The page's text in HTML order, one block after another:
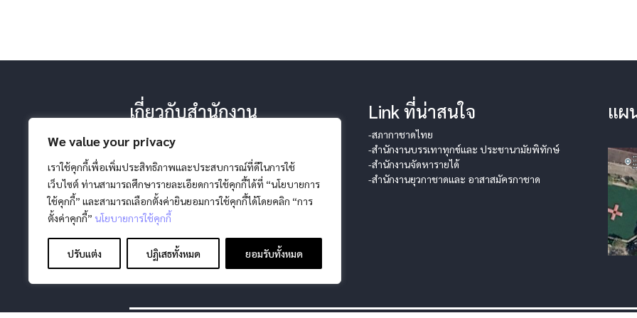
We value your privacy
เราใช้คุกกี้เพื่อเพิ่มประสิทธิภาพและประสบการณ์ที่ดีในการใช้
เว็บไซต์ ท่านสามารถศึกษารายละเอียดการใช้คุกกี้ได้ที่ “นโยบายการ
ใช้คุกกี้” และสามารถเลือกตั้งค่ายินยอมการใช้คุกกี้ได้โดยคลิก “การ
ตั้งค่าคุกกี้” นโยบายการใช้คุกกี้
ปรับแต่ง ปฏิเสธทั้งหมด ยอมรับทั้งหมด
เกี่ยวกับสำนักงาน
-โครงสร้างสำนักงาน
-วิสัยทัศน์ พันธกิจ
Link ที่น่าสนใจ
-สภากาชาดไทย
-สำนักงานบรรเทาทุกข์และ ประชานามัยพิทักษ์
-สำนักงานจัดหารายได้
-สำนักงานยุวกาชาดและ อาสาสมัครกาชาด
แผ